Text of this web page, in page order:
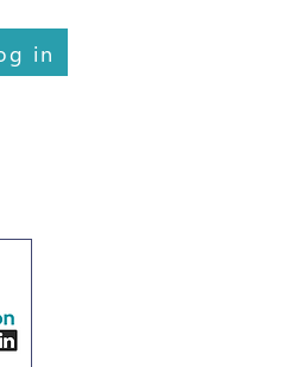
in